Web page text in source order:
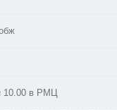
10.00 в РМЦ